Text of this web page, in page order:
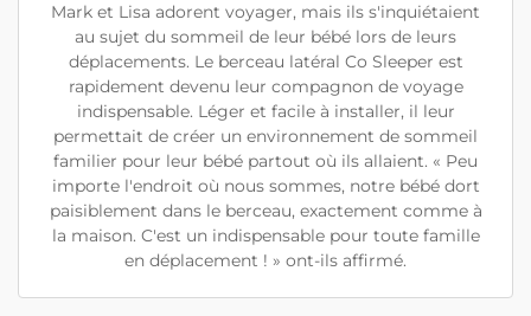
Mark et Lisa adorent voyager, mais ils s'inquiétaient
au sujet du sommeil de leur bébé lors de leurs
déplacements. Le berceau latéral Co Sleeper est
rapidement devenu leur compagnon de voyage
indispensable. Léger et facile à installer, il leur
permettait de créer un environnement de sommeil
familier pour leur bébé partout où ils allaient. « Peu
importe l'endroit où nous sommes, notre bébé dort
paisiblement dans le berceau, exactement comme à
la maison. C'est un indispensable pour toute famille
en déplacement ! » ont-ils affirmé.